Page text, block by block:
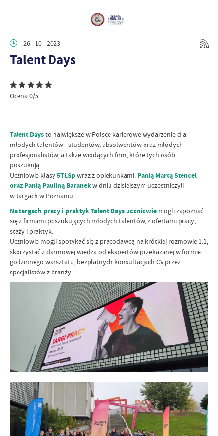
26 - 10 - 2023
Talent Days
Ocena 0/5
Talent Daysto największe w Polsce karierowe wydarzenie dla
młodych talentów - studentów, absolwentów oraz młodych
profesjonalistów, a także wiodących firm, które tych osób
poszukują.
Uczniowie klasy5TLSpwraz z opiekunkami: Panią Martą Stencel
oraz Panią Pauliną Baranekw dniu dzisiejszym uczestniczyli
w targach w Poznaniu.
Na targach pracy i praktyk Talent Days uczniowie mogli zapoznać
się z firmami poszukujących młodych talentów, z ofertami pracy,
staży i praktyk.
Uczniowie mogli spotykać się z pracodawcą na krótkiej rozmowie 1:1,
skorzystać z darmowej wiedza od ekspertów przekazanej w formie
godzinnego warsztatu, bezpłatnych konsultacjach CV przez
specjalistów z branży.